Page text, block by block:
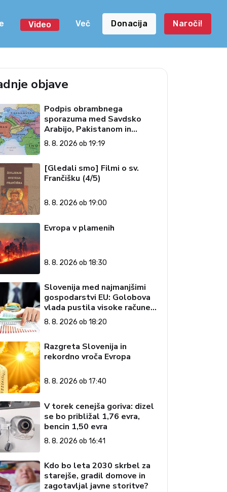
Video Več Donacija Naroči!
objave
Podpis obrambnega
sporazuma med Savdsko
Arabijo, Pakistanom in
Turčijo
8. 8. 2026 ob 19:19
[Gledali smo] Filmi o sv.
Frančišku (4/5)
8. 8. 2026 ob 19:00
Evropa v plamenih
8. 8. 2026 ob 18:30
Slovenija med najmanjšimi
gospodarstvi EU: Golobova
vlada pustila visoke račune
državi
8. 8. 2026 ob 18:20
Razgreta Slovenija in
rekordno vroča Evropa
8. 8. 2026 ob 17:40
V torek cenejša goriva: dizel
se bo približal 1,76 evra,
bencin 1,50 evra
8. 8. 2026 ob 16:41
Kdo bo leta 2030 skrbel za
starejše, gradil domove in
zagotavljal javne storitve?